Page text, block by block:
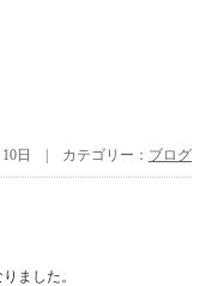
10日 | カテゴリー： ブログ
ました。